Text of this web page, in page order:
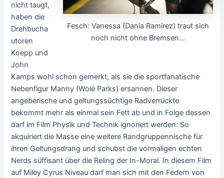
Fesch: Vanessa (Dania Ramirez) traut sich
noch nicht ohne Bremsen…
nicht taugt,
haben die
Drehbucha
utoren
Koepp und
John
Kamps wohl schon gemerkt, als sie die sportfanatische
Nebenfigur Manny (Wolé Parks) ersannen. Dieser
angeberische und geltungssüchtige Radverrückte
bekommt mehr als einmal sein Fett ab und in Folge dessen
darf im Film Physik und Technik ignoriert werden: So
akquiriert die Masse eine weitere Randgruppennische für
ihren Geltungsdrang und schubst die vormaligen echten
Nerds süffisant über die Reling der In-Moral. In diesem Film
auf Miley Cyrus Niveau darf man sich mit den Federn von